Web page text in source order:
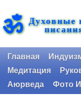
ॐ Духовные
Главная
Медитация
Аюрведа
Фото